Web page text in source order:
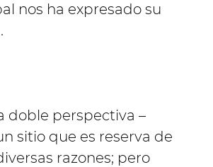
nos ha expresado su
doble perspectiva –
sitio que es reserva de
razones; pero